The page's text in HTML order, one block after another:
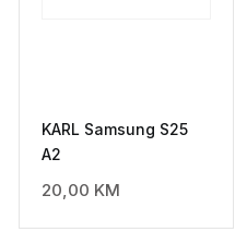
KARL Samsung S25
A2
20,00 KM